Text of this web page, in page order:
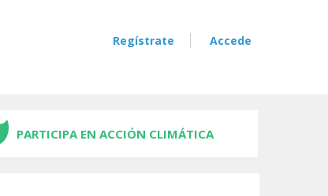
Regístrate Accede
PARTICIPA EN ACCIÓN CLIMÁTICA